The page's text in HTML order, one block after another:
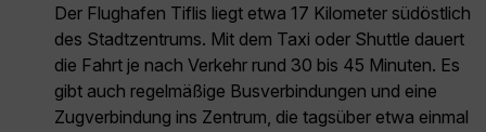
Der Flughafen Tiflis liegt etwa 17 Kilometer südöstlich
des Stadtzentrums. Mit dem Taxi oder Shuttle dauert
die Fahrt je nach Verkehr rund 30 bis 45 Minuten. Es
gibt auch regelmäßige Busverbindungen und eine
Zugverbindung ins Zentrum, die tagsüber etwa einmal